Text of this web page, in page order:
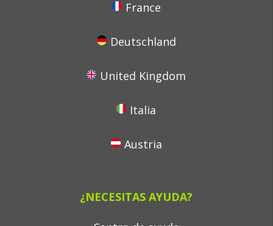
France
Deutschland
United Kingdom
Italia
Austria
¿NECESITAS AYUDA?